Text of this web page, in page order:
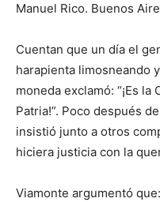
Manuel Rico. Buenos
Cuentan que un día el
harapienta limosneando
moneda exclamó: “¡Es
Patria!”. Poco después
insistió junto a otros
hiciera justicia con la
Viamonte argumentó